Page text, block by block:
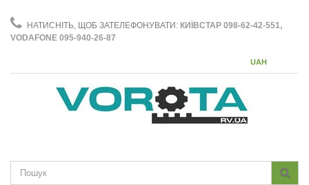
НАТИСНІТЬ, ЩОБ ЗАТЕЛЕФОНУВАТИ: КИЇВСТАР 098-62-42-551,
VODAFONE 095-940-26-87
UAH